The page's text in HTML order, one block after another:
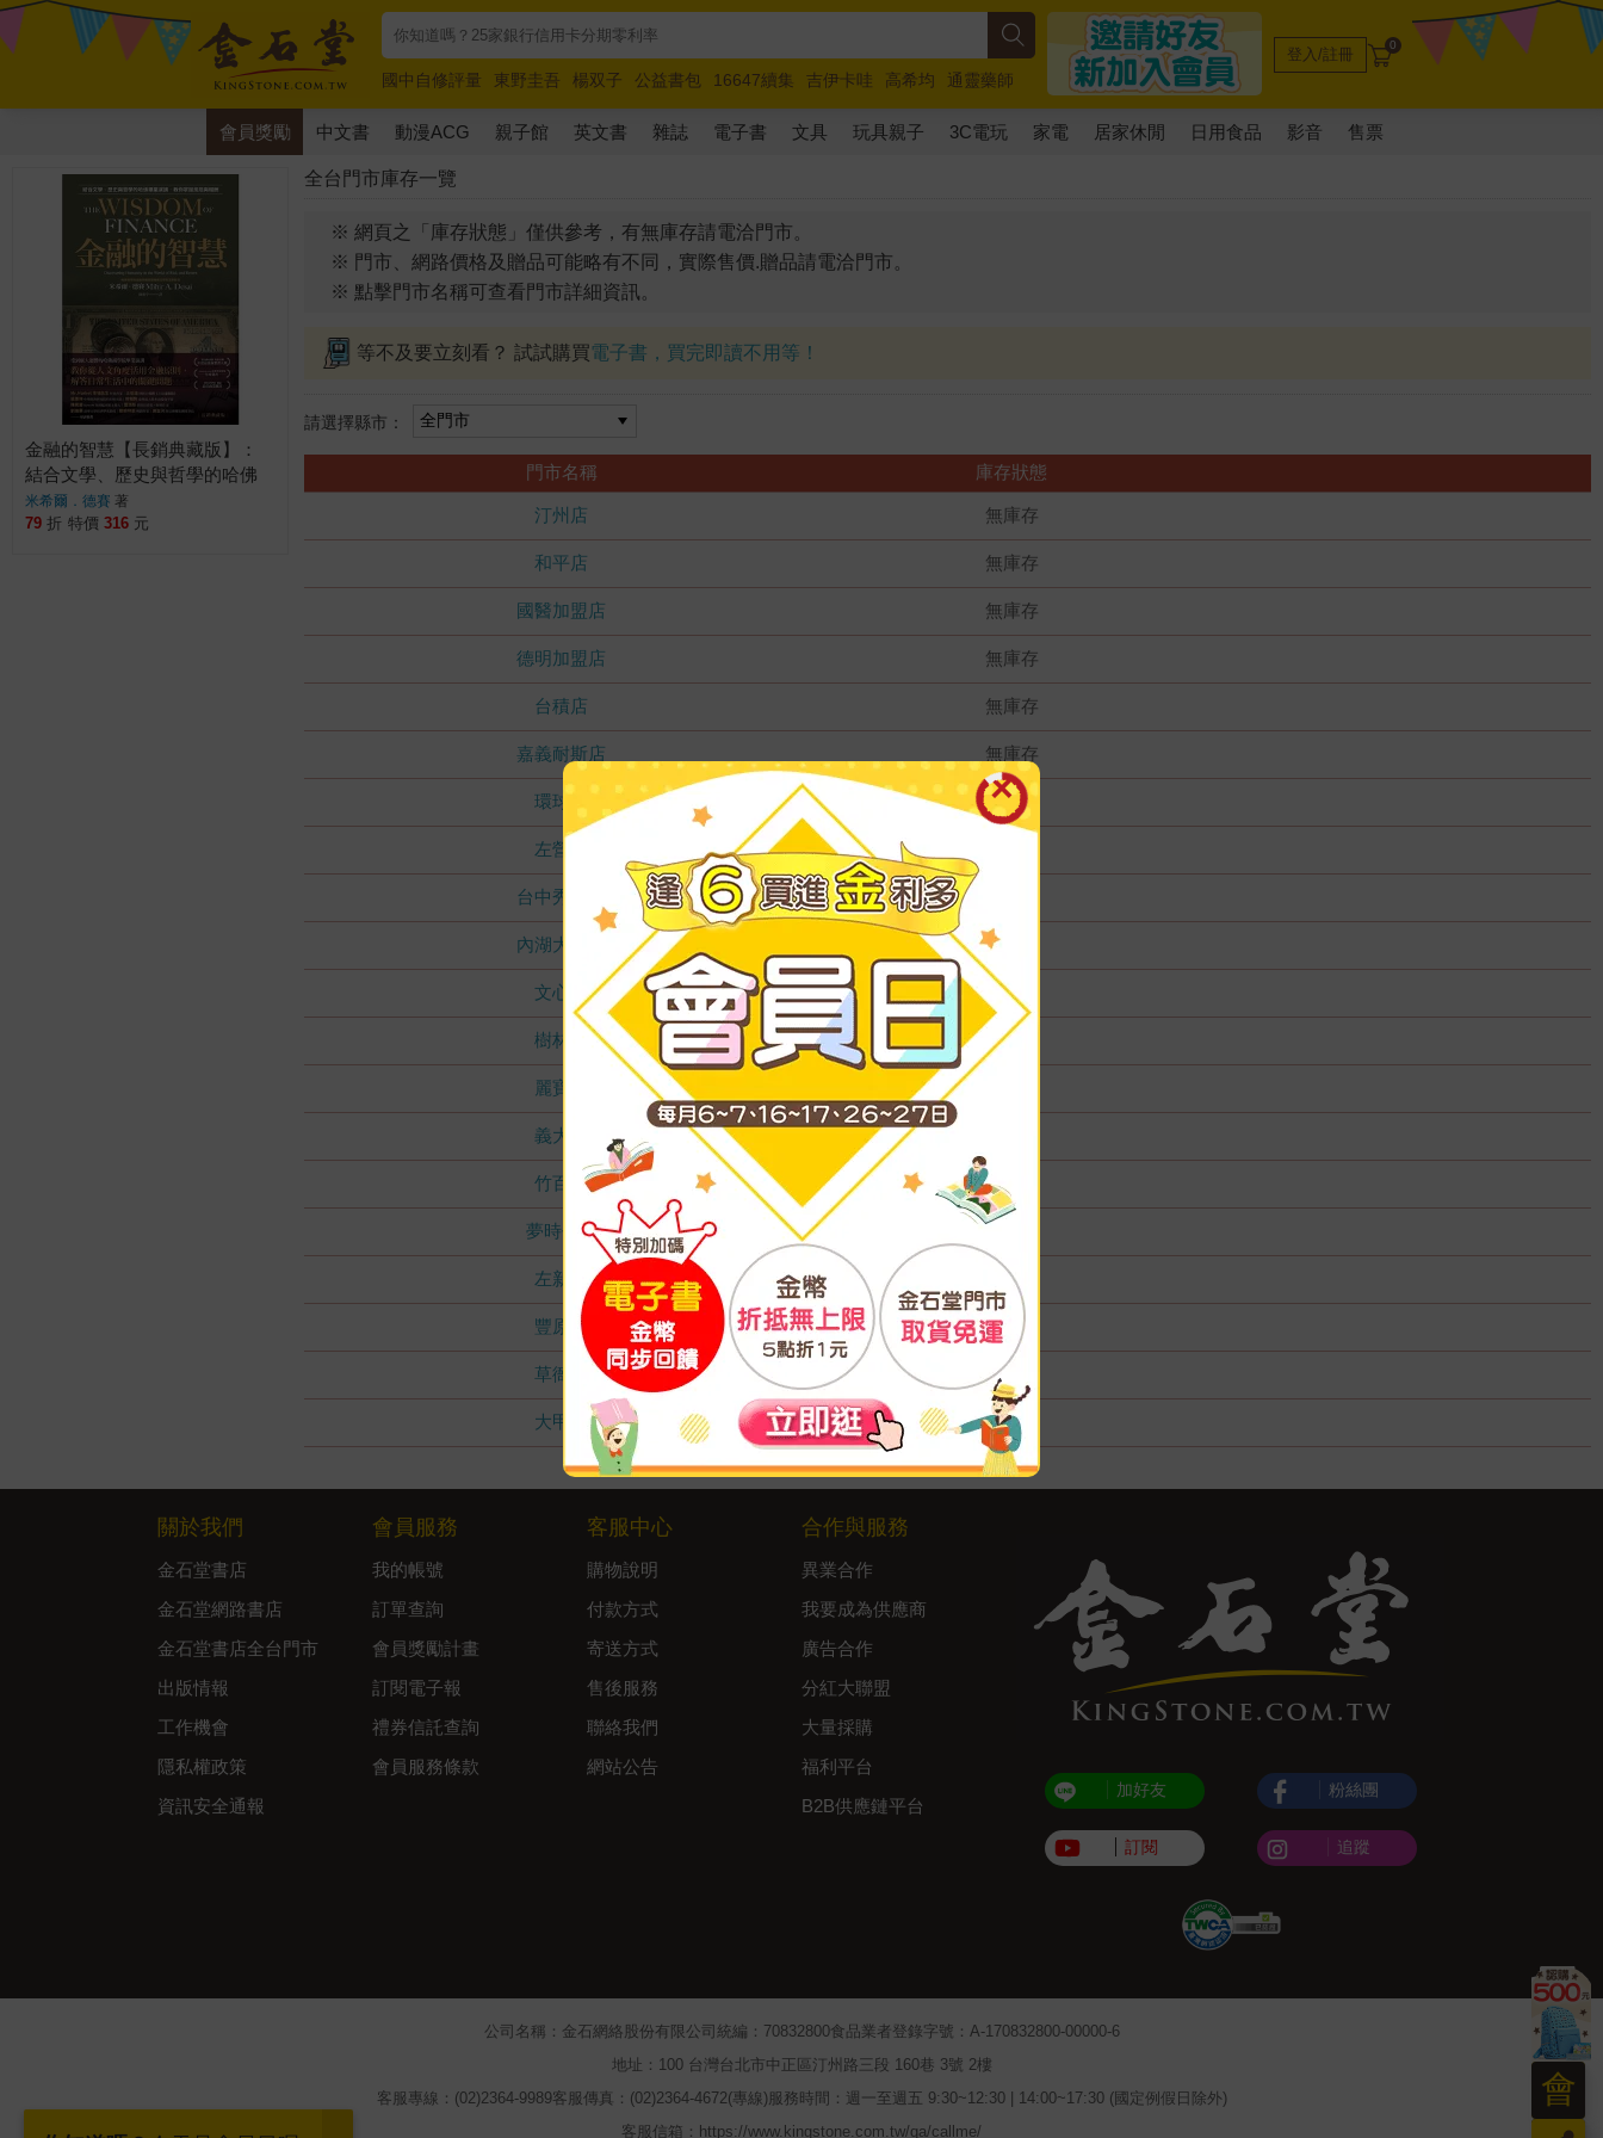
國中自修評量 東野圭吾 楊双子 公益書包 16647續集 吉伊卡哇 高希均
通靈藥師
唯紅花綻放
奧德賽 路邊攤新作 馬斯克 玩具總動員5 超慢跑
登入/註冊 0
會員獎勵 中文書 動漫ACG 親子館 英文書 雜誌 電子書 文具 玩具親子 3C電玩 家電 居家休閒 日用食品 影音 售票
全台門市庫存一覽
※ 網頁之「庫存狀態」僅供參考，有無庫存請電洽門市。
※ 門市、網路價格及贈品可能略有不同，實際售價.贈品請電洽門市。
※ 點擊門市名稱可查看門市詳細資訊。
等不及要立刻看？ 試試購買電子書，買完即讀不用等！
請選擇縣市：
門市名稱 庫存狀態
汀州店 無庫存
和平店 無庫存
國醫加盟店 無庫存
德明加盟店 無庫存
台積店 無庫存
嘉義耐斯店 無庫存
環球店 無庫存
左營店
台中秀泰店
內湖大潤發 無庫存
文心店 無庫存
樹林店 無庫存
麗寶店
義大店
竹百店 無庫存
夢時代店 無庫存
左新店 無庫存
豐原店 無庫存
草衙店 無庫存
大甲店 無庫存
金融的智慧【長銷典藏版】：
結合文學、歷史與哲學的哈佛
畢業演講，教你掌握風險與報
酬
米希爾．德賽 著
79 折 特價 316 元
會
關於我們
金石堂書店
金石堂網路書店
金石堂書店全台門市
出版情報
工作機會
隱私權政策
資訊安全通報
會員服務
我的帳號
訂單查詢
會員獎勵計畫
訂閱電子報
禮券信託查詢
會員服務條款
客服中心
購物說明
付款方式
寄送方式
售後服務
聯絡我們
網站公告
合作與服務
異業合作
我要成為供應商
廣告合作
分紅大聯盟
大量採購
福利平台
B2B供應鏈平台
加好友
訂閱
粉絲團
追蹤
公司名稱：金石網絡股份有限公司 統編：70832800食品業者登錄字號：A-170832800-00000-6
地址：100 台灣台北市中正區汀州路三段 160巷 3號 2樓
客服專線：(02)2364-9989客服傳真：(02)2364-4672(專線) 服務時間：週一至週五 9:30~12:30 | 14:00~17:30 (國定例假日除外)
客服信箱：https://www.kingstone.com.tw/qa/callme/